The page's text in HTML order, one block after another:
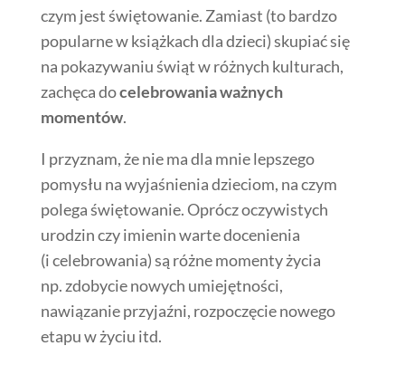
czym jest świętowanie. Zamiast (to bardzo
popularne w książkach dla dzieci) skupiać się
na pokazywaniu świąt w różnych kulturach,
zachęca docelebrowania ważnych
momentów.
I przyznam, że nie ma dla mnie lepszego
pomysłu na wyjaśnienia dzieciom, na czym
polega świętowanie. Oprócz oczywistych
urodzin czy imienin warte docenienia
(i celebrowania) są różne momenty życia
np. zdobycie nowych umiejętności,
nawiązanieprzyjaźni, rozpoczęcienowego
etapu w życiu itd.